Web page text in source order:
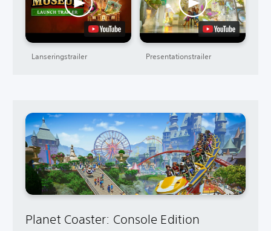
Lanseringstrailer Presentationstrailer
Planet Coaster: Console Edition